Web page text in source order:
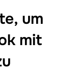
um
mit